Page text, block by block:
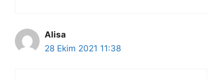
Alisa
28 Ekim 2021 11:38